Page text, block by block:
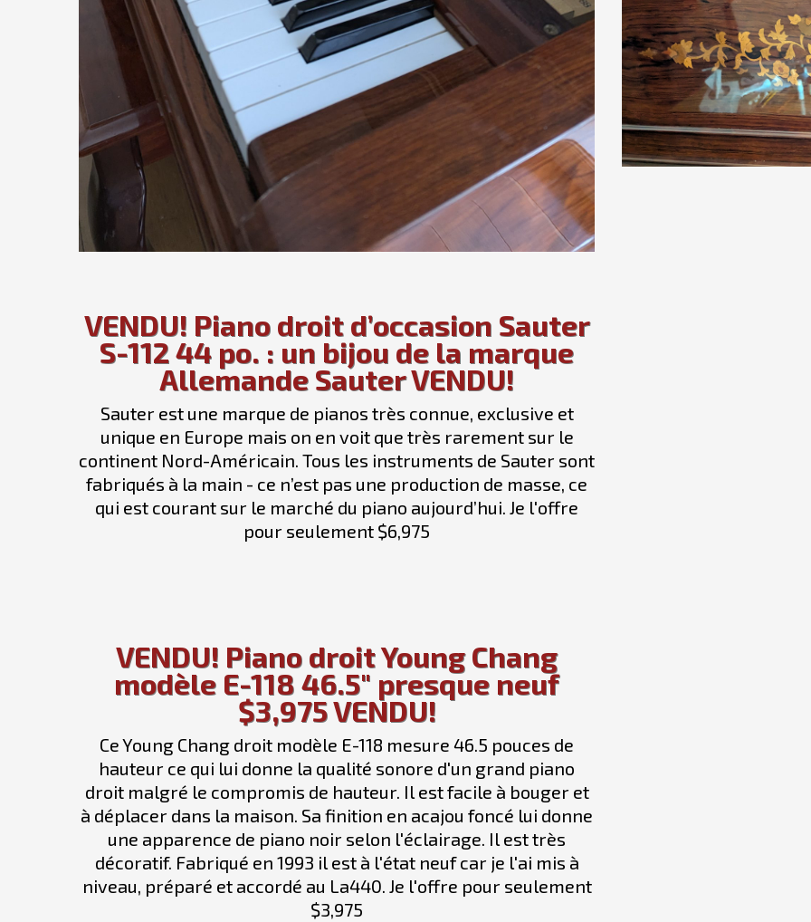
VENDU! Piano droit d’occasion Sauter
S-112 44 po. : un bijou de la marque
Allemande Sauter VENDU!
Sauter est une marque de pianos très connue, exclusive et
unique en Europe mais on en voit que très rarement sur le
continent Nord-Américain. Tous les instruments de Sauter sont
fabriqués à la main - ce n’est pas une production de masse, ce
qui est courant sur le marché du piano aujourd’hui. Je l'offre
pour seulement $6,975
VENDU! Piano droit Young Chang
modèle E-118 46.5" presque neuf
$3,975 VENDU!
Ce Young Chang droit modèle E-118 mesure 46.5 pouces de
hauteur ce qui lui donne la qualité sonore d'un grand piano
droit malgré le compromis de hauteur. Il est facile à bouger et
à déplacer dans la maison. Sa finition en acajou foncé lui donne
une apparence de piano noir selon l'éclairage. Il est très
décoratif. Fabriqué en 1993 il est à l'état neuf car je l'ai mis à
niveau, préparé et accordé au La440. Je l'offre pour seulement
$3,975